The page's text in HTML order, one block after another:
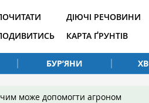
ДІЮЧІ РЕЧОВИНИ
КАРТА ҐРУНТІВ
БУР’ЯНИ
може допомогти агроном